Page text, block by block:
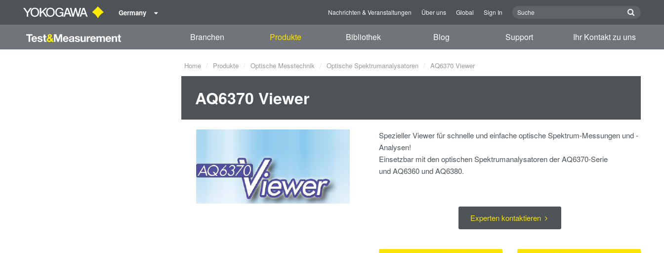
Germany Nachrichten & Veranstaltungen Über uns Global Sign In
Branchen Produkte Bibliothek Blog Support Ihr Kontakt zu uns
Home Produkte Optische Messtechnik Optische Spektrumanalysatoren AQ6370 Viewer
AQ6370 Viewer
Spezieller Viewer für schnelle und einfache optische Spektrum-Messungen und -
Analysen!
Einsetzbar mit den optischen Spektrumanalysatoren der AQ6370-Serie
und AQ6360 und AQ6380.
Experten kontaktieren